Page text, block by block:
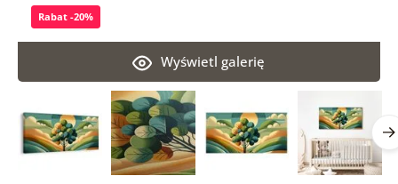
Wyświetl galerię
Rabat -20%